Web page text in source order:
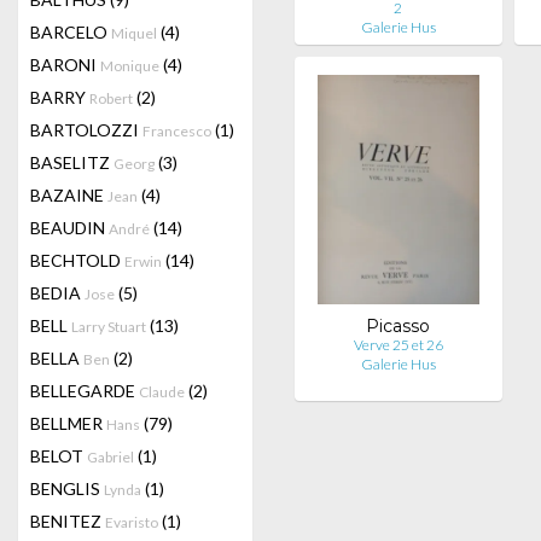
BARCELO Miquel (4)
BARONI Monique (4)
BARRY Robert (2)
BARTOLOZZI Francesco (1)
BASELITZ Georg (3)
BAZAINE Jean (4)
BEAUDIN André (14)
BECHTOLD Erwin (14)
BEDIA Jose (5)
BELL Larry Stuart (13)
BELLA Ben (2)
BELLEGARDE Claude (2)
BELLMER Hans (79)
BELOT Gabriel (1)
BENGLIS Lynda (1)
BENITEZ Evaristo (1)
2
Galerie Hus
Picasso
Verve 25 et 26
Galerie Hus